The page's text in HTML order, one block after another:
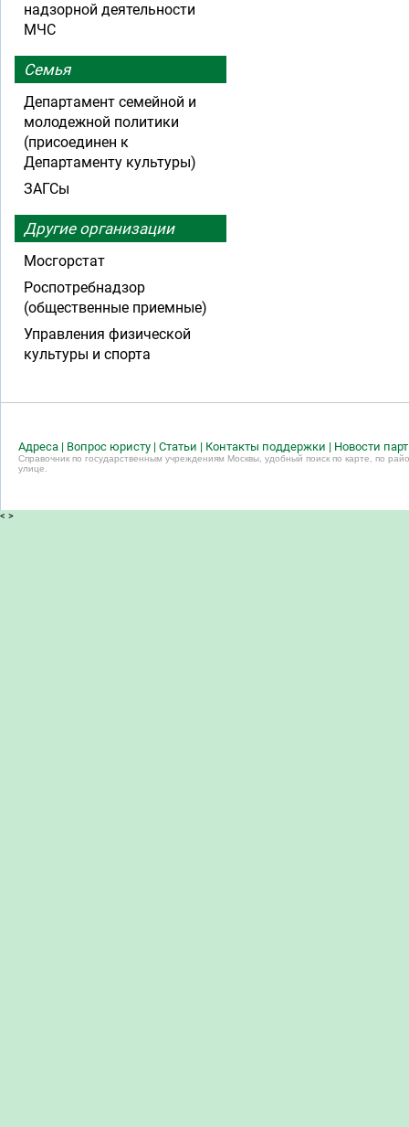
надзорной деятельности
МЧС
Семья
Департамент семейной и
молодежной политики
(присоединен к
Департаменту культуры)
ЗАГСы
Другие организации
Мосгорстат
Роспотребнадзор
(общественные приемные)
Управления физической
культуры и спорта
Адреса | Вопрос юристу | Статьи | Контакты поддержки | Новости
Справочник по государственным учреждениям Москвы, удобный поиск по карте, по
улице.
< >